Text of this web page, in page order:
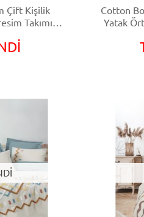
Çift Kişilik
Takımı
Cotton
Yatak